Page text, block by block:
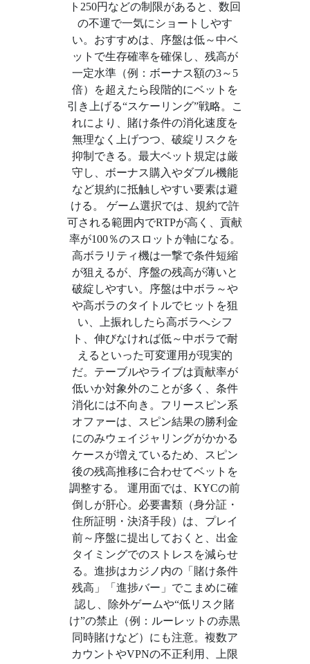
ト250円などの制限があると、数回
の不運で一気にショートしやす
い。おすすめは、序盤は低～中ベ
ットで生存確率を確保し、残高が
一定水準（例：ボーナス額の3～5
倍）を超えたら段階的にベットを
引き上げる“スケーリング”戦略。こ
れにより、賭け条件の消化速度を
無理なく上げつつ、破綻リスクを
抑制できる。最大ベット規定は厳
守し、ボーナス購入やダブル機能
など規約に抵触しやすい要素は避
ける。 ゲーム選択では、規約で許
可される範囲内でRTPが高く、貢献
率が100％のスロットが軸になる。
高ボラリティ機は一撃で条件短縮
が狙えるが、序盤の残高が薄いと
破綻しやすい。序盤は中ボラ～や
や高ボラのタイトルでヒットを狙
い、上振れしたら高ボラへシフ
ト、伸びなければ低～中ボラで耐
えるといった可変運用が現実的
だ。テーブルやライブは貢献率が
低いか対象外のことが多く、条件
消化には不向き。フリースピン系
オファーは、スピン結果の勝利金
にのみウェイジャリングがかかる
ケースが増えているため、スピン
後の残高推移に合わせてベットを
調整する。 運用面では、KYCの前
倒しが肝心。必要書類（身分証・
住所証明・決済手段）は、プレイ
前～序盤に提出しておくと、出金
タイミングでのストレスを減らせ
る。進捗はカジノ内の「賭け条件
残高」「進捗バー」でこまめに確
認し、除外ゲームや“低リスク賭
け”の禁止（例：ルーレットの赤黒
同時賭けなど）にも注意。複数ア
カウントやVPNの不正利用、上限